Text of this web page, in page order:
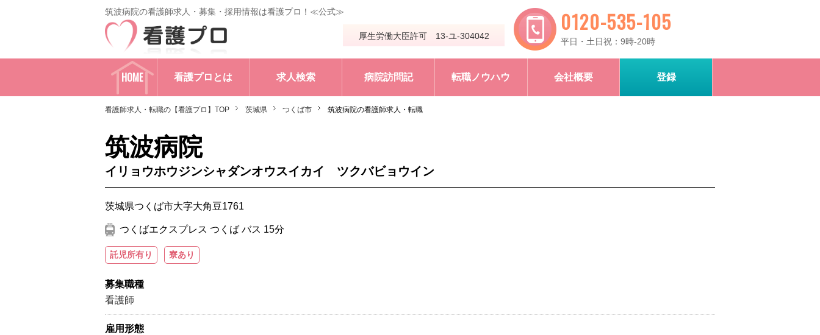
筑波病院の看護師求人・募集・採用情報は看護プロ！≪公式≫
厚生労働大臣許可 13-ユ-304042
0120-535-105
平日・土日祝：9時-20時
HOME 看護プロとは 求人検索 病院訪問記 転職ノウハウ 会社概要 登録
看護師求人・転職の【看護プロ】TOP 茨城県 つくば市 筑波病院の看護師求人・転職
筑波病院
イリョウホウジンシャダンオウスイカイ ツクバビョウイン
茨城県つくば市大字大角豆1761
つくばエクスプレス つくば バス 15分
託児所有り 寮あり
募集職種
看護師
雇用形態